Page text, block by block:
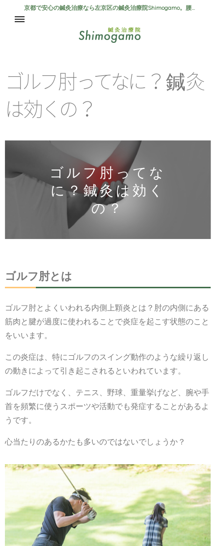
京都で安心の鍼灸治療なら左京区の鍼灸治療院Shimogamo。腰痛、自律神経失調症、肩こり、首こりの方は是非当院まで。
ゴルフ 肘ってなに ？鍼灸
は効 く の ？
ゴルフ肘ってな
に？鍼灸は効く
の？
ゴルフ肘とは
ゴルフ肘とよくいわれる内側上顆炎とは？肘の内側にある
筋肉と腱が過度に使われることで炎症を起こす状態のこと
をいいます。
この炎症は、特にゴルフのスイング動作のような繰り返し
の動きによって引き起こされるといわれています。
ゴルフだけでなく、テニス、野球、重量挙げなど、腕や手
首を頻繁に使うスポーツや活動でも発症することがあるよ
うです。
心当たりのあるかたも多いのではないでしょうか？